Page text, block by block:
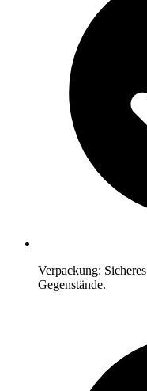
Verpackung:
Gegenstände.